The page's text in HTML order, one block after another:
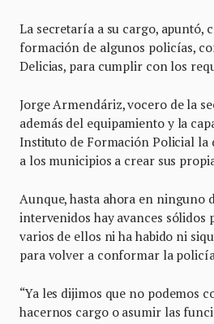
La secretaría a su cargo, apuntó,
formación de algunos policías,
Delicias, para cumplir con los
Jorge Armendáriz, vocero de la
además del equipamiento y la
Instituto de Formación Policial la
a los municipios a crear sus
Aunque, hasta ahora en ninguno
intervenidos hay avances sólidos
varios de ellos ni ha habido ni
para volver a conformar la
“Ya les dijimos que no podemos
hacernos cargo o asumir las